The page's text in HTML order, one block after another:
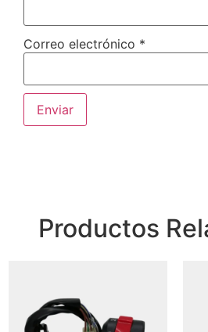
Correo electrónico *
Productos